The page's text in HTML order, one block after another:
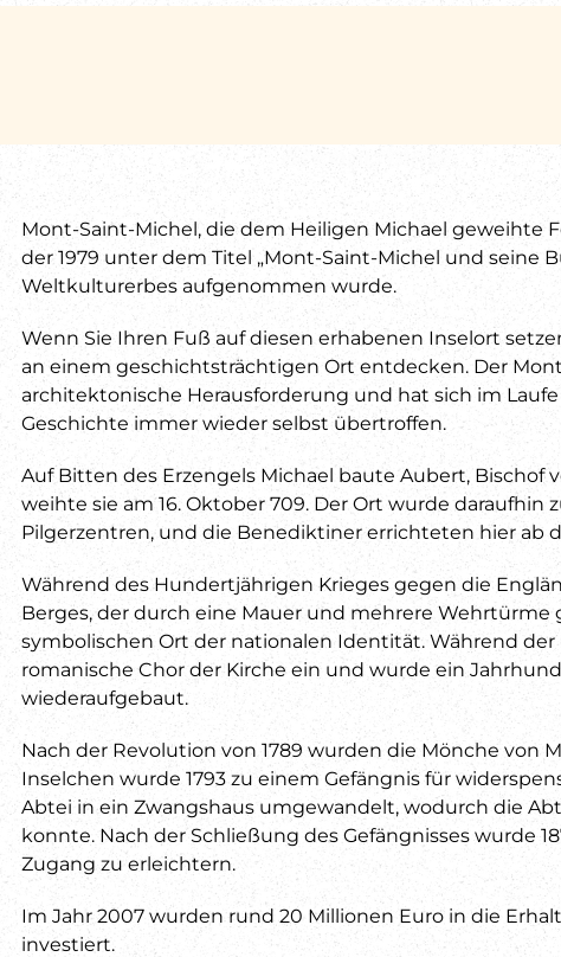
Mont-Saint-Michel, die dem Heiligen Michael geweihte
der 1979 unter dem Titel „Mont-Saint-Michel und seine
Weltkulturerbes aufgenommen wurde.
Wenn Sie Ihren Fuß auf diesen erhabenen Inselort
an einem geschichtsträchtigen Ort entdecken. Der
architektonische Herausforderung und hat sich im
Geschichte immer wieder selbst übertroffen.
Auf Bitten des Erzengels Michael baute Aubert, Bischof
weihte sie am 16. Oktober 709. Der Ort wurde
Pilgerzentren, und die Benediktiner errichteten hier ab
Während des Hundertjährigen Krieges gegen die
Berges, der durch eine Mauer und mehrere
symbolischen Ort der nationalen Identität. Während der
romanische Chor der Kirche ein und wurde ein
wiederaufgebaut.
Nach der Revolution von 1789 wurden die Mönche von
Inselchen wurde 1793 zu einem Gefängnis für
Abtei in ein Zwangshaus umgewandelt, wodurch die
konnte. Nach der Schließung des Gefängnisses wurde
Zugang zu erleichtern.
Im Jahr 2007 wurden rund 20 Millionen Euro in die
investiert.